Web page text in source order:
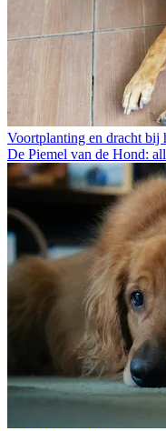
Voortplanting en dracht bij
De Piemel van de Hond: